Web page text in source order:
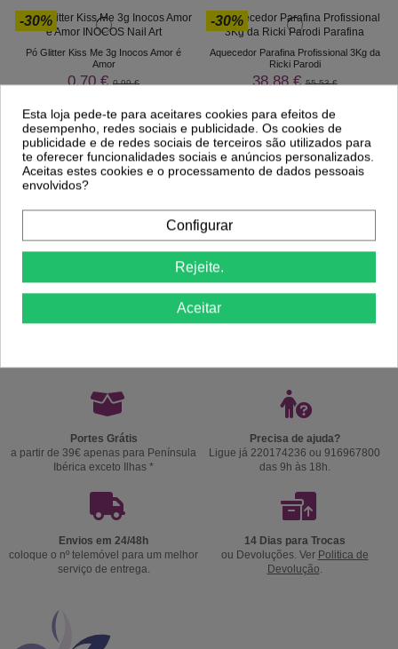
-30%
Pó Glitter Kiss Me 3g Inocos Amor é
Amor
0,70 €0,99 €
-30%
Aquecedor Parafina Profissional 3Kg da
Ricki Parodi
38,88 €55,53 €
Portes Grátis
a partir de 39€ apenas para Península
Ibérica exceto Ilhas *
Precisa de ajuda?
Ligue já 220174236 ou 916967800
das 9h às 18h.
Envios em 24/48h
coloque o nº telemóvel para um melhor
serviço de entrega.
14 Dias para Trocas
ou Devoluções. Ver Politica de
Devolução
Esta loja pede-te para aceitares cookies para efeitos de
desempenho, redes sociais e publicidade. Os cookies de
publicidade e de redes sociais de terceiros são utilizados para
te oferecer funcionalidades sociais e anúncios personalizados.
Aceitas estes cookies e o processamento de dados pessoais
envolvidos?
Configurar
Rejeite.
Aceitar